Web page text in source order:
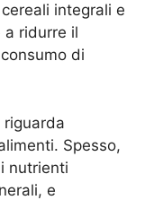
integrali e
a ridurre il
di
Spesso,
nutrienti
e